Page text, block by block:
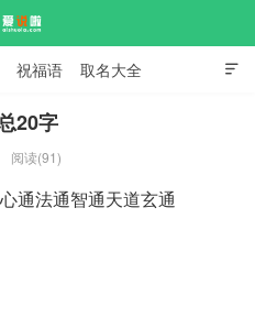

祝福语 取名大全
20字
阅读(91)
通法通智通天道玄通